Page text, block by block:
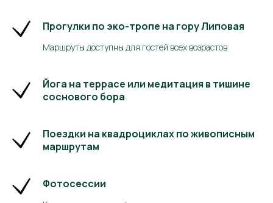
Прогулки по эко-тропе на гору Липовая
Маршруты доступны для гостей всех возрастов
Йога на террасе или медитация в тишине
соснового бора
Поездки на квадроциклах по живописным
маршрутам
Фотосессии